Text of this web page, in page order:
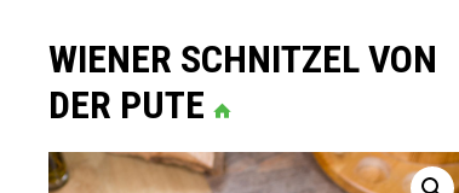
WIENER SCHNITZEL VON
DER PUTE